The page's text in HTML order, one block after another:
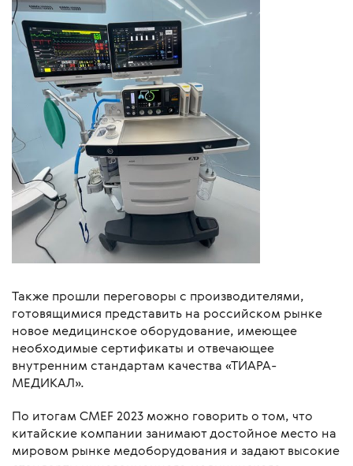
Также прошли переговоры с производителями,
готовящимися представить на российском рынке
новое медицинское оборудование, имеющее
необходимые сертификаты и отвечающее
внутренним стандартам качества «ТИАРА-
МЕДИКАЛ».
По итогам CMEF 2023 можно говорить о том, что
китайские компании занимают достойное место на
мировом рынке медоборудования и задают высокие